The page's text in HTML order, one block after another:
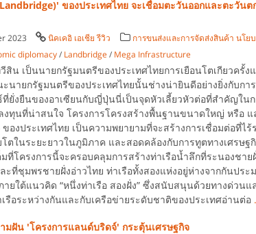
ของประเทศไทย จะเชื่อมตะวันออกและตะวันต
2023 นิคเคอิ เอเชีย รีวิว
การขนส่งและการจัดส่งสินค้า นโย
diplomacy/ Landbridge / Mega Infrastructure
สิน เป็นนายกรัฐมนตรีของประเทศไทยการเยือนโตเกียวครั้ง
ะนายกรัฐมนตรีของประเทศไทยนั้นช่างน่ายินดีอย่างยิ่งกับกา
ยั่งยืนของอาเซียนกับญี่ปุ่นนี่เป็นจุดหัวเลี้ยวหัวต่อที่สำคัญใน
งทุนที่น่าสนใจ โครงการโครงสร้างพื้นฐานขนาดใหญ่ หรือ
องประเทศไทย เป็นความพยายามที่จะสร้างการเชื่อมต่อที่ไร้
ตในระยะยาวในภูมิภาค และสอดคล้องกับการทูตทางเศรษฐ
มที่โครงการนี้จะครอบคลุมการสร้างท่าเรือน้ำลึกที่ระนองชา
ะที่ชุมพรชายฝั่งอ่าวไทย ท่าเรือทั้งสองแห่งอยู่ห่างจากกันประ
ายใต้แนวคิด “หนึ่งท่าเรือ สองฝั่ง” ซึ่งสนับสนุนด้วยทางด่วนแ
เรือระหว่างกันและกับเครือข่ายระดับชาติของประเทศอ่านต่อ
มฝัน 'โครงการแลนด์บริดจ์' กระตุ้นเศรษฐกิจ